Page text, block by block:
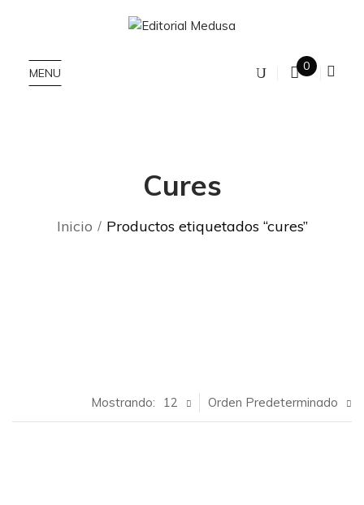
MENU 0
Cures
Inicio Productos etiquetados “cures”
Orden Predeterminado
Mostrando: 12